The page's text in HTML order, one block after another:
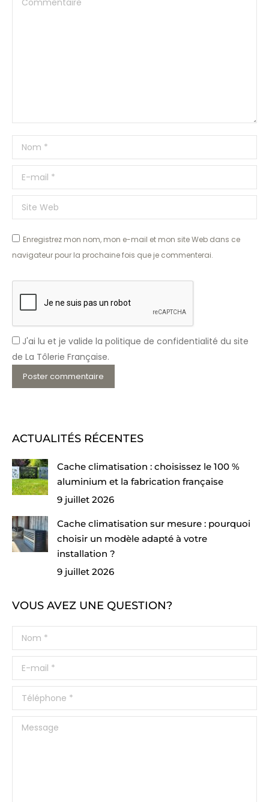
Nom *
E-mail *
Site Web
Enregistrez mon nom, mon e-mail et mon site Web dans ce
navigateur pour la prochaine fois que je commenterai.
J'ai lu et je valide la politique de confidentialité du site
de La Tôlerie Française.
Poster commentaire
ACTUALITÉS RÉCENTES
Cache climatisation : choisissez le 100 %
aluminium et la fabrication française
9 juillet 2026
Cache climatisation sur mesure : pourquoi
choisir un modèle adapté à votre
installation ?
9 juillet 2026
VOUS AVEZ UNE QUESTION?
Nom *
E-mail *
Téléphone *
Message